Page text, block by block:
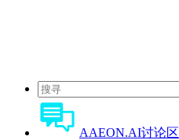
AAEON.AI讨论区